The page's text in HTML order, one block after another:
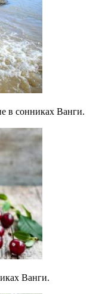
в сонниках Ванги.
Ванги.